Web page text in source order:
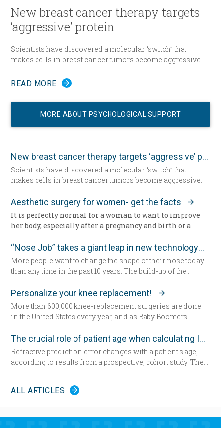
New breast cancer therapy targets
‘aggressive’ protein
Scientists have discovered a molecular “switch” that
makes cells in breast cancer tumors become aggressive.
READ MORE
MORE ABOUT PSYCHOLOGICAL SUPPORT
New breast cancer therapy targets ‘aggressive’ protein
Scientists have discovered a molecular “switch” that
makes cells in breast cancer tumors become aggressive.
Aesthetic surgery for women- get the facts
It is perfectly normal for a woman to want to improve
her body, especially after a pregnancy and birth or a
is of major importance, key to the boost of self-
confidence and good mood. There are solutions with
which you can correct any kind of imperfection
questioning the femininity of a woman, and achieve the
desired appearance.
“Nose Job” takes a giant leap in new technology
More people want to change the shape of their nose today
than any time in the past 10 years. The build-up of the
which has never been as remarkable as today.
Personalize your knee replacement!
More than 600,000 knee-replacement surgeries are done
in the United States every year, and as Baby Boomers
within the next decade. Patients are increasingly
choosing an option that allows doctors to build their
patient’s knees.
been impossible for Amanda Fair-Evans. “I couldn’t even
The crucial role of patient age when calculating IOL power
Refractive prediction error changes with a patient's age,
according to results from a prospective, cohort study. The
for cataract surgery.
ALL ARTICLES